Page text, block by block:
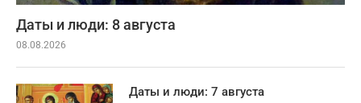
Даты и люди: 8 августа
08.08.2026
Даты и люди: 7 августа